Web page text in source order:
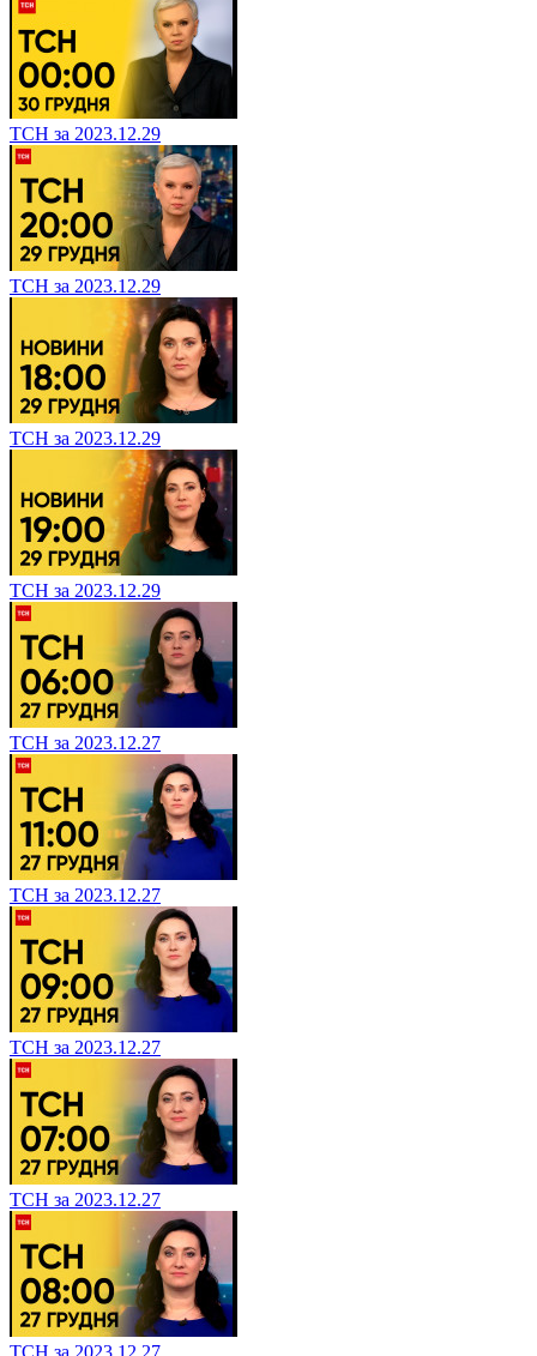
ТСН за 2023.12.29
ТСН за 2023.12.29
ТСН за 2023.12.29
ТСН за 2023.12.29
ТСН за 2023.12.27
ТСН за 2023.12.27
ТСН за 2023.12.27
ТСН за 2023.12.27
ТСН за 2023.12.27